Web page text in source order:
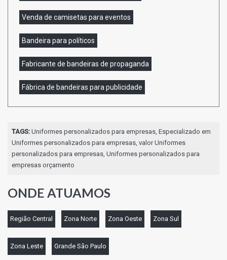
Venda de camisetas para eventos
Bandeira para políticos
Fabricante de bandeiras de propaganda
Fábrica de bandeiras para publicidade
TAGS: Uniformes personalizados para empresas, Especializado em
Uniformes personalizados para empresas, valor Uniformes
personalizados para empresas, Uniformes personalizados para
empresas orçamento
ONDE ATUAMOS
Região Central Zona Norte Zona Oeste Zona Sul
Zona Leste Grande São Paulo